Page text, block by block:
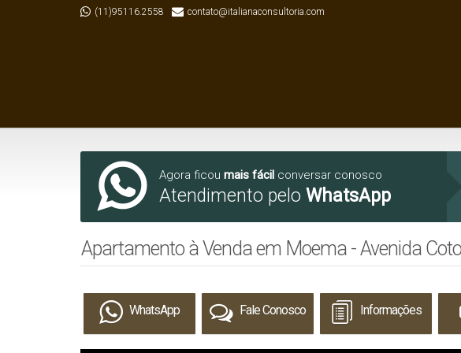
(11)95116.2558 contato@italianaconsultoria.com
Agora ficou mais fácil conversar conosco
Atendimento pelo WhatsApp
Apartamento à Venda em Moema - Avenida
WhatsApp Fale Conosco Informações